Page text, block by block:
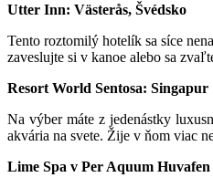
Utter Inn: Västerås, Švédsko
Tento roztomilý hotelík sa síce
zaveslujte si v kanoe alebo sa
Resort World Sentosa: Singapur
Na výber máte z jedenástky
akvária na svete. Žije v ňom viac
Lime Spa v Per Aquum